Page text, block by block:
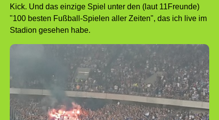
Kick. Und das einzige Spiel unter den (laut 11Freunde)
"100 besten Fußball-Spielen aller Zeiten", das ich live im
Stadion gesehen habe.